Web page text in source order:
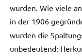
wurden. Wie viele
in der 1906
wurden die
unbedeutend: